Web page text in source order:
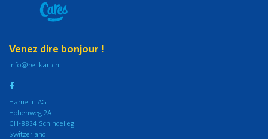
Venez dire bonjour !
info@pelikan.ch
Hamelin AG
Höhenweg 2A
CH-8834 Schindellegi
Switzerland